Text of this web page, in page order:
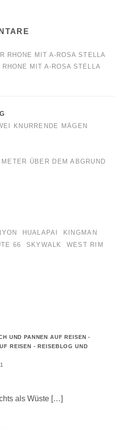
RHONE MIT A-ROSA STELLA
RHONE MIT A-ROSA STELLA
KNURRENDE MÄGEN
ÜBER DEM ABGRUND
HUALAPAI
KINGMAN
66 SKYWALK WEST RIM
UND PANNEN AUF REISEN -
REISEN - REISEBLOG UND
als Wüste […]